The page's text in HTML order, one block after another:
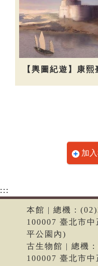
【輿圖紀遊】康
加
:::
本館 | 總機：
100007 臺北市
平公園內)
古生物館 | 總機
100007 臺北市